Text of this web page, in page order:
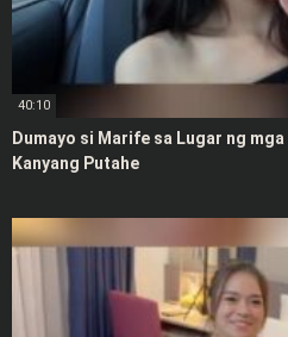
40:10
Dumayo si Marife sa Lugar ng
Kanyang Putahe